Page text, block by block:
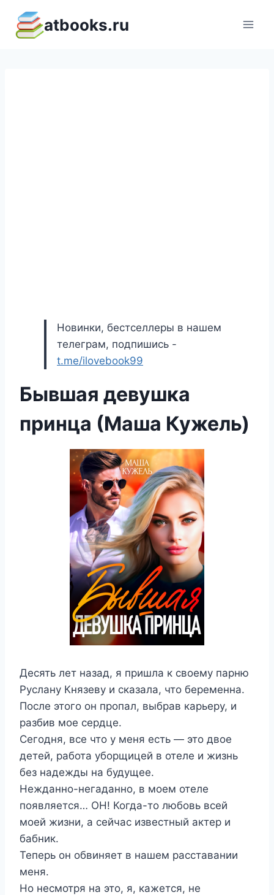
содержимому
atbooks.ru
Новинки, бестселлеры в нашем
телеграм, подпишись -
t.me/ilovebook99
Бывшая девушка
принца (Маша Кужель)
Десять лет назад, я пришла к своему парню
Руслану Князеву и сказала, что беременна.
После этого он пропал, выбрав карьеру, и
разбив мое сердце.
Сегодня, все что у меня есть — это двое
детей, работа уборщицей в отеле и жизнь
без надежды на будущее.
Нежданно-негаданно, в моем отеле
появляется… ОН! Когда-то любовь всей
моей жизни, а сейчас известный актер и
бабник.
Теперь он обвиняет в нашем расставании
меня.
Но несмотря на это, я, кажется, не